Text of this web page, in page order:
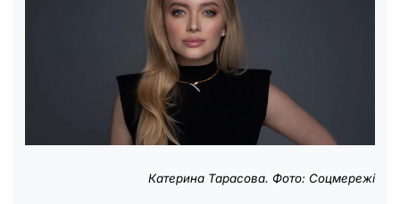
Катерина Тарасова. Фото: Соцмережі